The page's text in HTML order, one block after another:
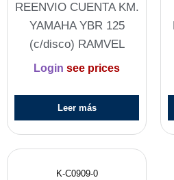
REENVIO CUENTA KM.
YAMAHA YBR 125
(c/disco) RAMVEL
Login see prices
Leer más
K-C0909-0